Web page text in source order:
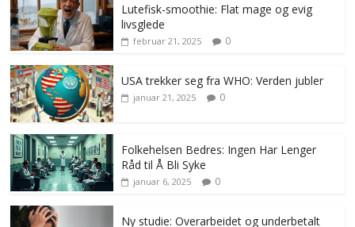
Lutefisk-smoothie: Flat mage og evig
livsglede
februar 21, 2025 0
USA trekker seg fra WHO: Verden jubler
januar 21, 2025 0
Folkehelsen Bedres: Ingen Har Lenger
Råd til Å Bli Syke
januar 6, 2025 0
Ny studie: Overarbeidet og underbetalt